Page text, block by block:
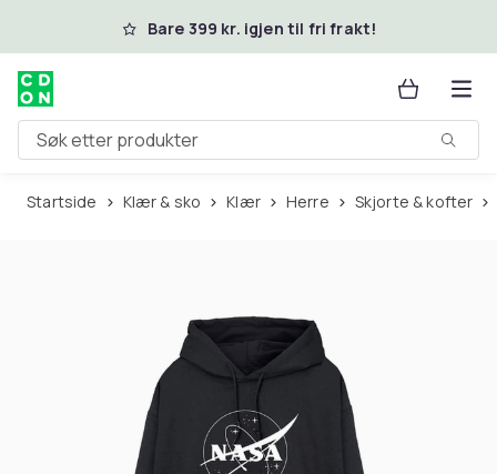
Hopp til hovedinnholdBare 399 kr. igjen til fri frakt!
Søk etter produkter
Startside Klær & sko Klær Herre Skjorte & kofter